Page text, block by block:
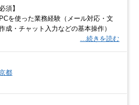
須】
PCを使った業務経験（メール対応・文
成・チャット入力などの基本操作）
…続きを読む
都